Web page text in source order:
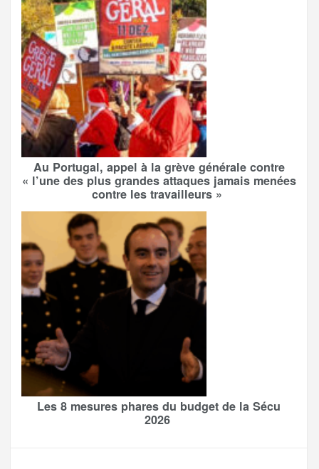
Au Portugal, appel à la grève générale contre
« l’une des plus grandes attaques jamais menées
contre les travailleurs »
Les 8 mesures phares du budget de la Sécu
2026